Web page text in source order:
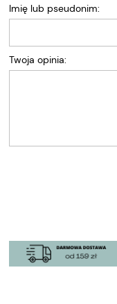
Imię lub pseudonim:
Twoja opinia: